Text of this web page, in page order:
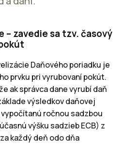
– zavedie sa tzv. časový
Daňového poriadku je
prvku pri vyrubovaní pokút.
ak správca dane vyrubí daň
výsledkov daňovej
vypočítanú ročnou sadzbou
výšku sadzieb ECB) z
každý deň odo dňa